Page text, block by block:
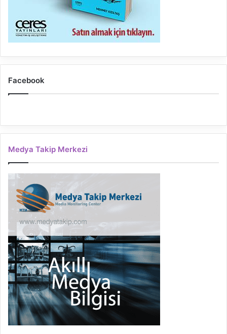
Facebook
Medya Takip Merkezi